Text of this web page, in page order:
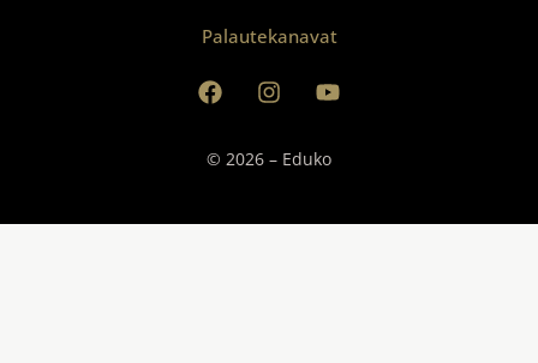
© 2026 – Eduko
Palautekanavat